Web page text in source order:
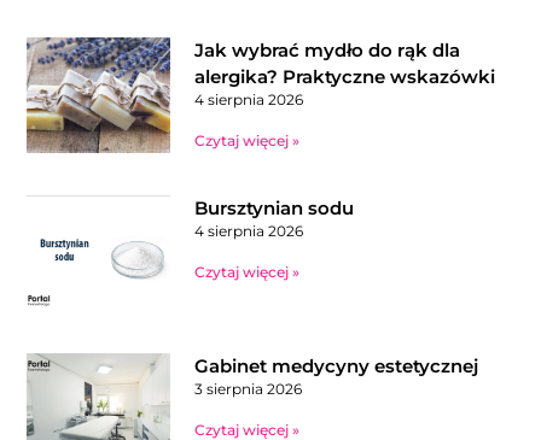
Jak wybrać mydło do rąk dla
alergika? Praktyczne wskazówki
4 sierpnia 2026
Czytaj więcej »
Bursztynian sodu
4 sierpnia 2026
Czytaj więcej »
Gabinet medycyny estetycznej
3 sierpnia 2026
Czytaj więcej »